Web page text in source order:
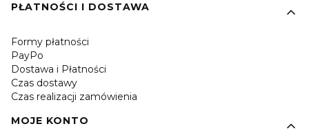
PŁATNOŚCI I DOSTAWA
Formy płatności
PayPo
Dostawa i Płatności
Czas dostawy
Czas realizacji zamówienia
MOJE KONTO